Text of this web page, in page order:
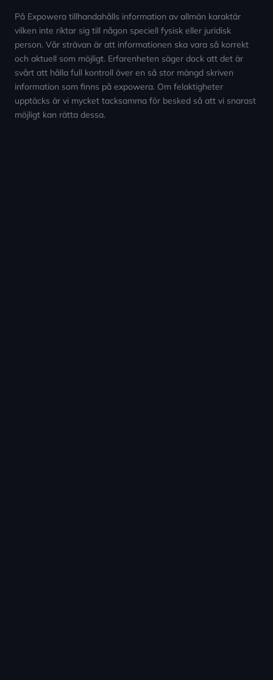
På Expowera tillhandahålls information av allmän karaktär
vilken inte riktar sig till någon speciell fysisk eller juridisk
person. Vår strävan är att informationen ska vara så korrekt
och aktuell som möjligt. Erfarenheten säger dock att det är
svårt att hålla full kontroll över en så stor mängd skriven
information som finns på expowera. Om felaktigheter
upptäcks är vi mycket tacksamma för besked så att vi snarast
möjligt kan rätta dessa.